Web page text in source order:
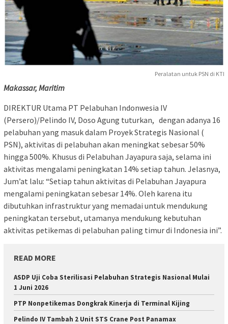
Peralatan untuk PSN di KTI
Makassar, Maritim
DIREKTUR Utama PT Pelabuhan Indonwesia IV
(Persero)/Pelindo IV, Doso Agung tuturkan, dengan adanya 16
pelabuhan yang masuk dalam Proyek Strategis Nasional (
PSN), aktivitas di pelabuhan akan meningkat sebesar 50%
hingga 500%. Khusus di Pelabuhan Jayapura saja, selama ini
aktivitas mengalami peningkatan 14% setiap tahun. Jelasnya,
Jum’at lalu: “Setiap tahun aktivitas di Pelabuhan Jayapura
mengalami peningkatan sebesar 14%. Oleh karena itu
dibutuhkan infrastruktur yang memadai untuk mendukung
peningkatan tersebut, utamanya mendukung kebutuhan
aktivitas petikemas di pelabuhan paling timur di Indonesia ini”.
READ MORE
ASDP Uji Coba Sterilisasi Pelabuhan Strategis Nasional Mulai
1 Juni 2026
PTP Nonpetikemas Dongkrak Kinerja di Terminal Kijing
Pelindo IV Tambah 2 Unit STS Crane Post Panamax